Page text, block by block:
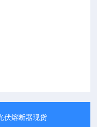
伏熔断器现货